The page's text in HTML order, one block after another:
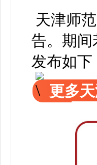
天津师
告。 期间
发布如下
更多